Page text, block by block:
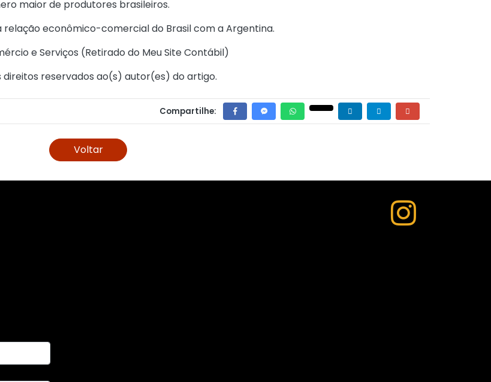
maior de produtores brasileiros.
econômico-comercial do Brasil com a Argentina.
e Serviços (Retirado do Meu Site Contábil)
direitos reservados ao(s) autor(es) do artigo.
Compartilhe:
Voltar